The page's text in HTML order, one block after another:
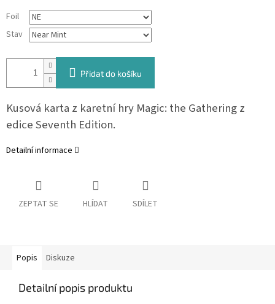
Foil
Stav
Přidat do košíku
Kusová karta z karetní hry Magic: the Gathering z
edice Seventh Edition.
Detailní informace
ZEPTAT SE HLÍDAT SDÍLET
Popis Diskuze
Detailní popis produktu